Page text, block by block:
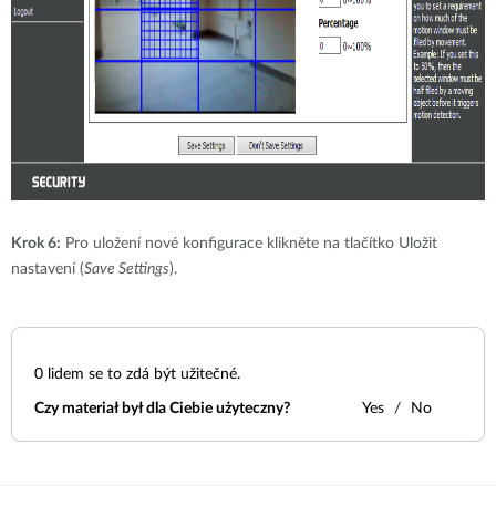
Krok 6: Pro uložení nové konfigurace klikněte na tlačítko Uložit
nastavení (Save Settings).
0 lidem se to zdá být užitečné.
Czy materiał był dla Ciebie użyteczny? Yes No